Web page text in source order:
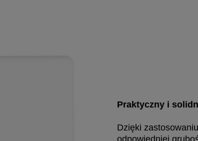
Praktyczny i
Dzięki zastosowaniu
odpowiedniej